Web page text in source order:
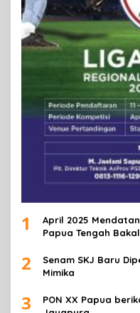
1
April 2025
Papua Tengah
2
Senam SKJ Baru
Mimika
3
PON XX Papua